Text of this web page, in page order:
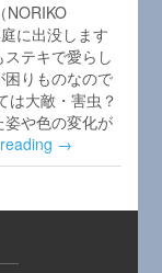
に出没します
ステキで愛らし
困りものなので
は大敵・害虫？
や色の変化が
→